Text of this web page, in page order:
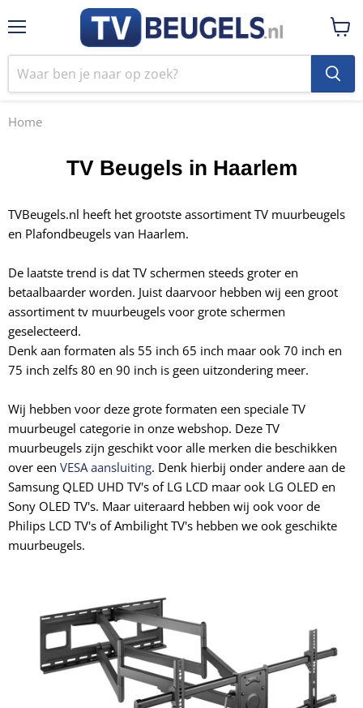
Home
TV Beugels in Haarlem
TVBeugels.nl heeft het grootste assortiment TV muurbeugels
en Plafondbeugels van Haarlem.
De laatste trend is dat TV schermen steeds groter en
betaalbaarder worden. Juist daarvoor hebben wij een groot
assortiment tv muurbeugels voor grote schermen
geselecteerd.
Denk aan formaten als 55 inch 65 inch maar ook 70 inch en
75 inch zelfs 80 en 90 inch is geen uitzondering meer.
Wij hebben voor deze grote formaten een speciale TV
muurbeugel categorie in onze webshop. Deze TV
muurbeugels zijn geschikt voor alle merken die beschikken
over een VESA aansluiting. Denk hierbij onder andere aan de
Samsung QLED UHD TV's of LG LCD maar ook LG OLED en
Sony OLED TV's. Maar uiteraard hebben wij ook voor de
Philips LCD TV's of Ambilight TV's hebben we ook geschikte
muurbeugels.